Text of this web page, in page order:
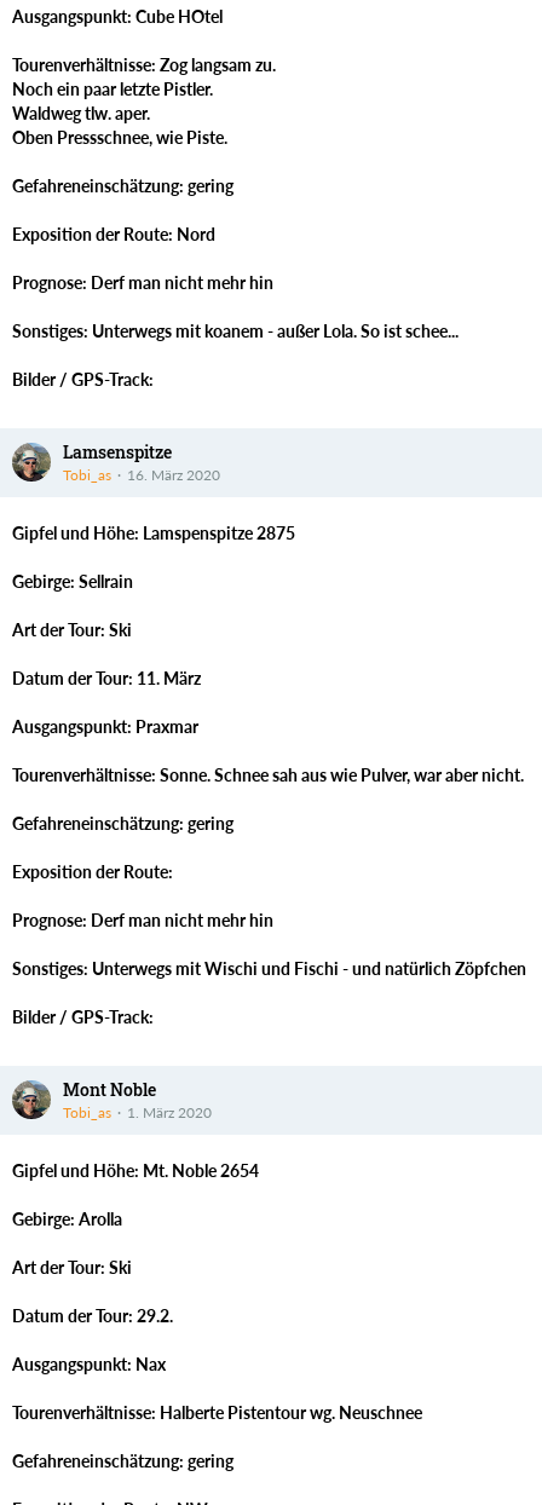
Ausgangspunkt: Cube HOtel
Tourenverhältnisse: Zog langsam zu.
Noch ein paar letzte Pistler.
Waldweg tlw. aper.
Oben Pressschnee, wie Piste.
Gefahreneinschätzung: gering
Exposition der Route: Nord
Prognose: Derf man nicht mehr hin
Sonstiges: Unterwegs mit koanem - außer Lola. So ist schee...
Bilder / GPS-Track:
Lamsenspitze
Tobi_as 16. März 2020
Gipfel und Höhe: Lamspenspitze 2875
Gebirge: Sellrain
Art der Tour: Ski
Datum der Tour: 11. März
Ausgangspunkt: Praxmar
Tourenverhältnisse: Sonne. Schnee sah aus wie Pulver, war aber nicht.
Gefahreneinschätzung: gering
Exposition der Route:
Prognose: Derf man nicht mehr hin
Sonstiges: Unterwegs mit Wischi und Fischi - und natürlich Zöpfchen
Bilder / GPS-Track:
Mont Noble
Tobi_as 1. März 2020
Gipfel und Höhe: Mt. Noble 2654
Gebirge: Arolla
Art der Tour: Ski
Datum der Tour: 29.2.
Ausgangspunkt: Nax
Tourenverhältnisse: Halberte Pistentour wg. Neuschnee
Gefahreneinschätzung: gering